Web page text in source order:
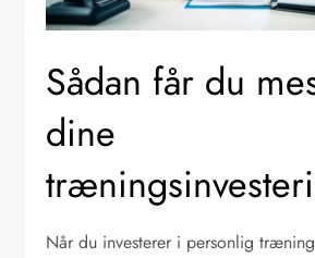
Sådan får du
dine
Når du investerer i personlig